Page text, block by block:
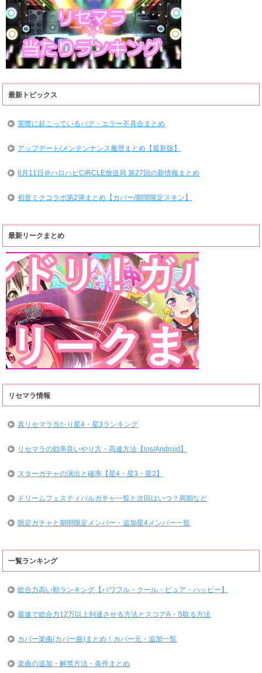
最新トピックス
実際に起こっているバグ・エラー不具合まとめ
アップデート/メンテンナンス履歴まとめ【最新版】
8月11日＠ハロハピCiRCLE放送局 第27回の新情報まとめ
初音ミクコラボ第2弾まとめ【カバー/期間限定スキン】
最新リークまとめ
リセマラ情報
真リセマラ当たり星4・星3ランキング
リセマラの効率良いやり方・高速方法【ios/Android】
スターガチャの演出と確率【星4・星3・星2】
ドリームフェスティバルガチャ一覧と次回はいつ？周期など
限定ガチャと期間限定メンバー・追加星4メンバー一覧
一覧ランキング
総合力高い順ランキング【パワフル・クール・ピュア・ハッピー】
最速で総合力12万以上到達させる方法とスコアA・S取る方法
カバー楽曲(カバー曲)まとめ！カバー元・追加一覧
楽曲の追加・解禁方法・条件まとめ